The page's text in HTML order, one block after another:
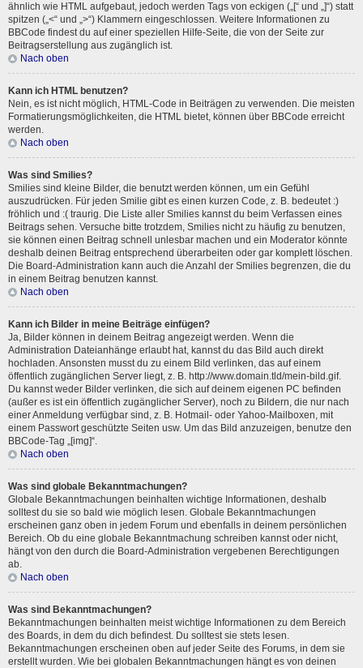
ähnlich wie HTML aufgebaut, jedoch werden Tags von eckigen („[“ und „]“) statt
spitzen („<“ und „>“) Klammern eingeschlossen. Weitere Informationen zu
BBCode findest du auf einer speziellen Hilfe-Seite, die von der Seite zur
Beitragserstellung aus zugänglich ist.
Nach oben
Kann ich HTML benutzen?
Nein, es ist nicht möglich, HTML-Code in Beiträgen zu verwenden. Die meisten
Formatierungsmöglichkeiten, die HTML bietet, können über BBCode erreicht
werden.
Nach oben
Was sind Smilies?
Smilies sind kleine Bilder, die benutzt werden können, um ein Gefühl
auszudrücken. Für jeden Smilie gibt es einen kurzen Code, z. B. bedeutet :)
fröhlich und :( traurig. Die Liste aller Smilies kannst du beim Verfassen eines
Beitrags sehen. Versuche bitte trotzdem, Smilies nicht zu häufig zu benutzen,
sie können einen Beitrag schnell unlesbar machen und ein Moderator könnte
deshalb deinen Beitrag entsprechend überarbeiten oder gar komplett löschen.
Die Board-Administration kann auch die Anzahl der Smilies begrenzen, die du
in einem Beitrag benutzen kannst.
Nach oben
Kann ich Bilder in meine Beiträge einfügen?
Ja, Bilder können in deinem Beitrag angezeigt werden. Wenn die
Administration Dateianhänge erlaubt hat, kannst du das Bild auch direkt
hochladen. Ansonsten musst du zu einem Bild verlinken, das auf einem
öffentlich zugänglichen Server liegt, z. B. http://www.domain.tld/mein-bild.gif.
Du kannst weder Bilder verlinken, die sich auf deinem eigenen PC befinden
(außer es ist ein öffentlich zugänglicher Server), noch zu Bildern, die nur nach
einer Anmeldung verfügbar sind, z. B. Hotmail- oder Yahoo-Mailboxen, mit
einem Passwort geschützte Seiten usw. Um das Bild anzuzeigen, benutze den
BBCode-Tag „[img]“.
Nach oben
Was sind globale Bekanntmachungen?
Globale Bekanntmachungen beinhalten wichtige Informationen, deshalb
solltest du sie so bald wie möglich lesen. Globale Bekanntmachungen
erscheinen ganz oben in jedem Forum und ebenfalls in deinem persönlichen
Bereich. Ob du eine globale Bekanntmachung schreiben kannst oder nicht,
hängt von den durch die Board-Administration vergebenen Berechtigungen
ab.
Nach oben
Was sind Bekanntmachungen?
Bekanntmachungen beinhalten meist wichtige Informationen zu dem Bereich
des Boards, in dem du dich befindest. Du solltest sie stets lesen.
Bekanntmachungen erscheinen oben auf jeder Seite des Forums, in dem sie
erstellt wurden. Wie bei globalen Bekanntmachungen hängt es von deinen